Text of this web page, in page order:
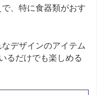
、特に食器類がおす
デザインのアイテム
るだけでも楽しめる